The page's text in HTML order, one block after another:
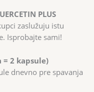
PLUS
zaslužuju istu
Isprobajte sami!
= 2 kapsule)
dnevno pre spavanja